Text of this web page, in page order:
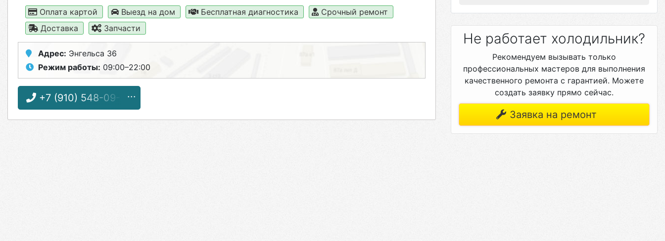
Оплата картой
Выезд на дом Бесплатная диагностика
Срочный ремонт
Доставка
Запчасти
Адрес: Энгельса 36
Режим работы: 09:00–22:00
+7 (910) 548-09-52
Не работает холодильник?
Рекомендуем вызывать только
профессиональных мастеров для выполнения
качественного ремонта с гарантией. Можете
создать заявку прямо сейчас.
Заявка на ремонт